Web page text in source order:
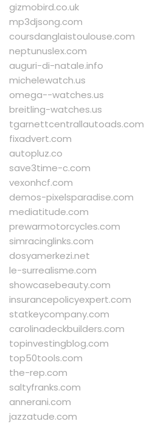
gizmobird.co.uk
mp3djsong.com
coursdanglaistoulouse.com
neptunuslex.com
auguri-di-natale.info
michelewatch.us
omega--watches.us
breitling-watches.us
tgarnettcentrallautoads.com
fixadvert.com
autopluz.co
save3time-c.com
vexonhcf.com
demos-pixelsparadise.com
mediatitude.com
prewarmotorcycles.com
simracinglinks.com
dosyamerkezi.net
le-surrealisme.com
showcasebeauty.com
insurancepolicyexpert.com
statkeycompany.com
carolinadeckbuilders.com
topinvestingblog.com
top50tools.com
the-rep.com
saltyfranks.com
annerani.com
jazzatude.com